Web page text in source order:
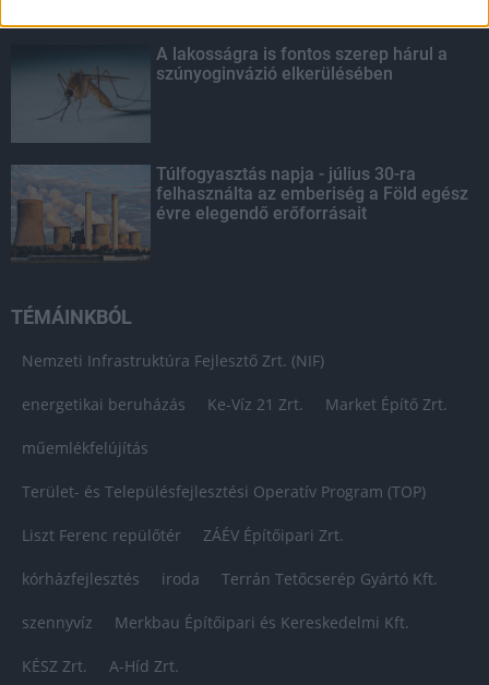
A lakosságra is fontos szerep hárul a
szúnyoginvázió elkerülésében
Túlfogyasztás napja - július 30-ra
felhasználta az emberiség a Föld egész
évre elegendő erőforrásait
TÉMÁINKBÓL
Nemzeti Infrastruktúra Fejlesztő Zrt. (NIF)
energetikai beruházás Ke-Víz 21 Zrt. Market Építő Zrt.
műemlékfelújítás
Terület- és Településfejlesztési Operatív Program (TOP)
Liszt Ferenc repülőtér ZÁÉV Építőipari Zrt.
kórházfejlesztés iroda Terrán Tetőcserép Gyártó Kft.
szennyvíz Merkbau Építőipari és Kereskedelmi Kft.
KÉSZ Zrt. A-Híd Zrt.